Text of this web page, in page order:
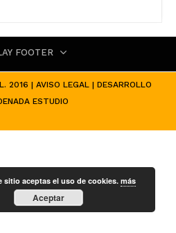
FOOTER
2016 | AVISO LEGAL | DESARROLLO
ESTUDIO
sitio aceptas el uso de cookies.más
Aceptar